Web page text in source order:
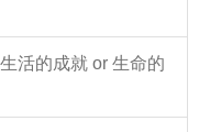
活的成就 or 生命的